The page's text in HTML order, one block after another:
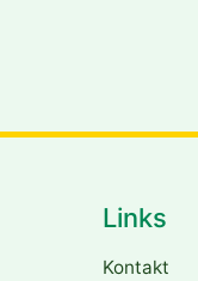
Links
Kontakt